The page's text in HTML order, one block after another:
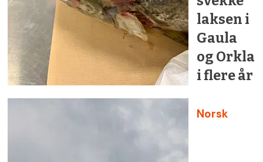
laksen i
Gaula
og Orkla
i flere år
Norsk